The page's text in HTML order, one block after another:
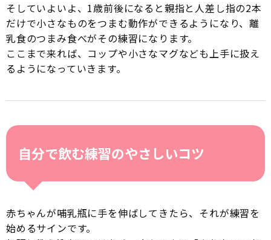
そしていよいよ、1歳前後になると親指と人差し指の2本
だけで小さなものをつまむ動作ができるようになり、離
乳食のつまみ食べがその練習になります。
ここまで来れば、コップや小さなマグなども上手に扱え
るようになっていきます。
自分で飲む練習のやさしいコツ
赤ちゃんが哺乳瓶に手を伸ばしてきたら、それが練習を
始めるサインです。